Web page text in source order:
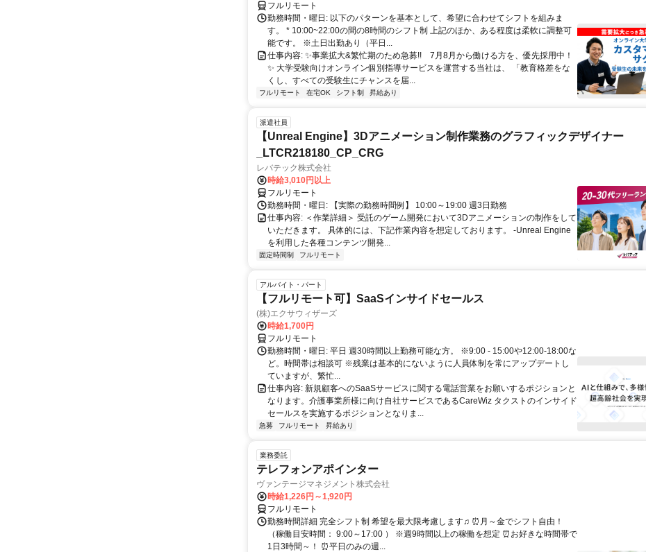
フルリモート
勤務時間・曜日: 以下のパターンを基本として、希望に合わせてシフトを組みま
す。 * 10:00~22:00の間の8時間のシフト制 上記のほか、ある程度は柔軟に調整可
能です。 ※土日出勤あり（平日...
仕事内容: ✨️事業拡大&繁忙期のため急募!! 7月8月から働ける方を、優先採用中！
✨️ 大学受験向けオンライン個別指導サービスを運営する当社は、 「教育格差をな
くし、すべての受験生にチャンスを届...
フルリモート 在宅OK シフト制 昇給あり
派遣社員
【Unreal Engine】3Dアニメーション制作業務のグラフィックデザイナー
_LTCR218180_CP_CRG
レバテック株式会社
時給3,010円以上
フルリモート
勤務時間・曜日: 【実際の勤務時間例】 10:00～19:00 週3日勤務
仕事内容: ＜作業詳細＞ 受託のゲーム開発において3Dアニメーションの制作をして
いただきます。 具体的には、下記作業内容を想定しております。 -Unreal Engine
を利用した各種コンテンツ開発...
固定時間制 フルリモート
アルバイト・パート
【フルリモート可】SaaSインサイドセールス
(株)エクサウィザーズ
時給1,700円
フルリモート
勤務時間・曜日: 平日 週30時間以上勤務可能な方。 ※9:00 - 15:00や12:00-18:00な
ど。時間帯は相談可 ※残業は基本的にないように人員体制を常にアップデートし
ていますが、繁忙...
仕事内容: 新規顧客へのSaaSサービスに関する電話営業をお願いするポジションと
なります。介護事業所様に向け自社サービスであるCareWiz タクストのインサイド
セールスを実施するポジションとなりま...
急募 フルリモート 昇給あり
業務委託
テレフォンアポインター
ヴァンテージマネジメント株式会社
時給1,226円～1,920円
フルリモート
勤務時間詳細 完全シフト制 希望を最大限考慮します♫ ⏰月～金でシフト自由！
（稼働目安時間： 9:00～17:00 ） ※週9時間以上の稼働を想定 ⏰お好きな時間帯で
1日3時間～！ ⏰平日のみの週...